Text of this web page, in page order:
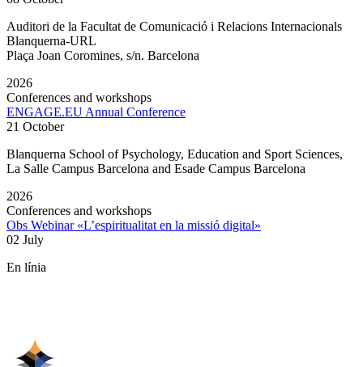
Auditori de la Facultat de Comunicació i Relacions Internacionals
Blanquerna-URL
Plaça Joan Coromines, s/n. Barcelona
2026
Conferences and workshops
ENGAGE.EU Annual Conference
21 October
Blanquerna School of Psychology, Education and Sport Sciences,
La Salle Campus Barcelona and Esade Campus Barcelona
2026
Conferences and workshops
Obs Webinar «L’espiritualitat en la missió digital»
02 July
En línia